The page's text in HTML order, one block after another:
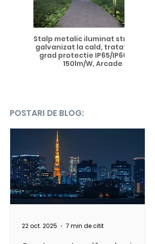
Stalp metalic iluminat stradal,
galvanizat la cald, tratat
grad protectie IP65/IP66, 100-
150lm/W, Arcade Pole2
POSTARI DE BLOG:
22 oct. 2025 7 min de citit